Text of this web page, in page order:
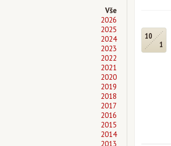
Vše
2026
2025
2024
2023
2022
2021
2020
2019
2018
2017
2016
2015
2014
2013
10
1